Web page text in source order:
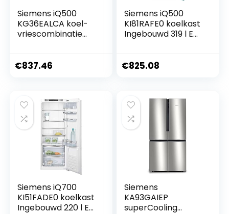
Siemens iQ500
KG36EALCA koel-
vriescombinatie
€837.46
Siemens iQ500
KI81RAFE0 koelkast
Ingebouwd 319 l E
€825.08
Siemens iQ700
KI51FADE0 koelkast
Ingebouwd 220 l E
Siemens
KA93GAIEP
superCooling